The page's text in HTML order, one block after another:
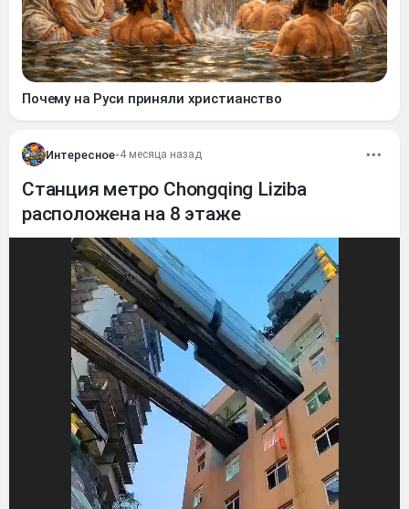
Почему на Руси приняли христианство
Интересное•4 месяца назад
Станция метро Chongqing Liziba
расположена на 8 этаже